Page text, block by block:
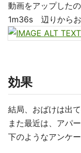
動画をアップした
1m36s 辺りからお
効果
結局、おばけは出
また最近は、アパ
下のようなアンケ